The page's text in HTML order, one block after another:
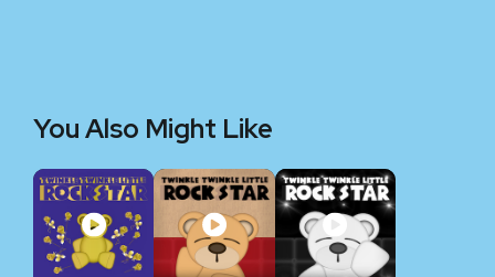
You Also Might Like